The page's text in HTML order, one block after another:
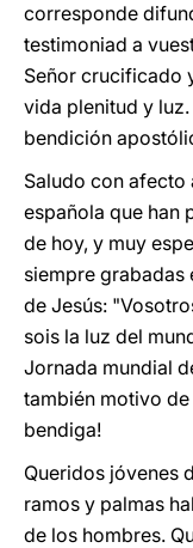
corresponde
testimoniad a
Señor crucificado
vida plenitud y
bendición
Saludo con afecto
española que han
de hoy, y muy
siempre grabadas
de Jesús:
sois la luz del
Jornada mundial
también motivo de
bendiga!
Queridos jóvenes
ramos y palmas
de los hombres.